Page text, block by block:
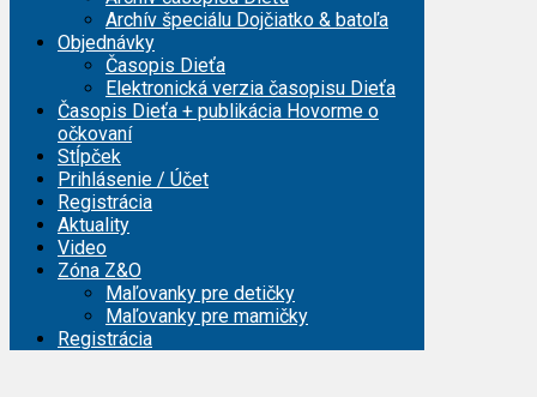
Archív špeciálu Dojčiatko & batoľa
Objednávky
Časopis Dieťa
Elektronická verzia časopisu Dieťa
Časopis Dieťa + publikácia Hovorme o
očkovaní
Stĺpček
Prihlásenie / Účet
Registrácia
Aktuality
Video
Zóna Z&O
Maľovanky pre detičky
Maľovanky pre mamičky
Registrácia